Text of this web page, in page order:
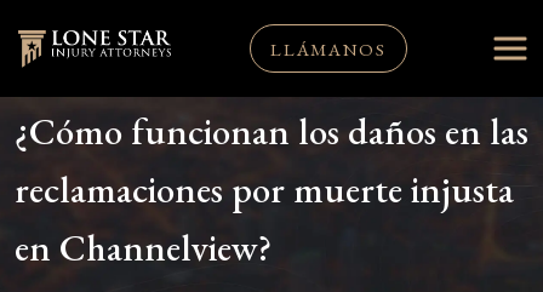
LLÁMANOS
¿Cómo funcionan los daños en las
reclamaciones por muerte injusta
en Channelview?